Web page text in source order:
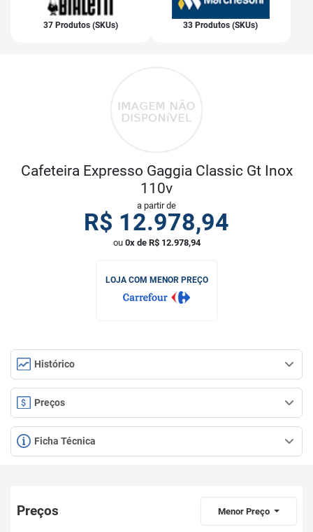
37 Produtos (SKUs) 33 Produtos (SKUs)
Cafeteira Expresso Gaggia Classic Gt Inox
110v
a partir de
R$ 12.978,94
ou 0x de R$ 12.978,94
LOJA COM MENOR PREÇO
Histórico
Preços
Ficha Técnica
Preços Menor Preço